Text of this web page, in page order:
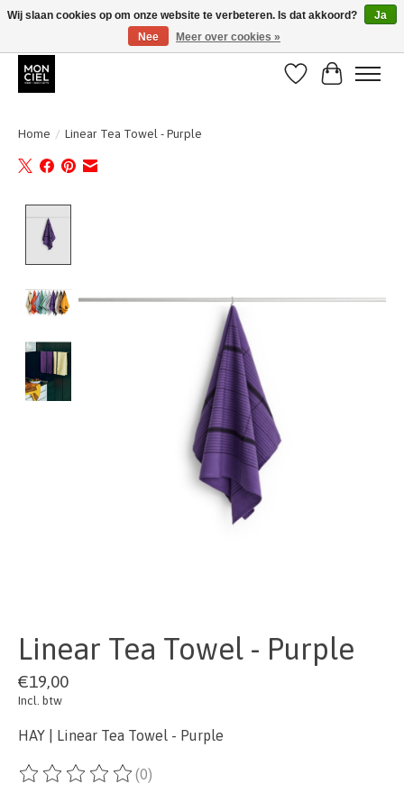
BE + NL : GRATIS VERZENDING van 31/07 t;e.m. 17/8
Verlanglijst
Home / Linear Tea Towel - Purple
Linear Tea Towel - Purple
€19,00
Incl. btw
HAY | Linear Tea Towel - Purple
De beoordeling van dit product is
(0)
Wij slaan cookies op om onze website te verbeteren. Is dat akkoord?
Ja
Nee
Meer over cookies »